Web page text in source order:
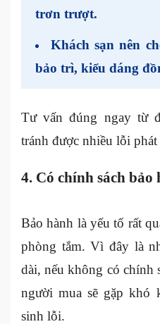
trơn trượt.
Khách sạn nên
bảo trì, kiểu dáng
Tư vấn đúng ngay từ
tránh được nhiều lỗi
4. Có chính sách
Bảo hành là yếu tố rất
phòng tắm. Vì đây là
dài, nếu không có chính
người mua sẽ gặp khó
sinh lỗi.